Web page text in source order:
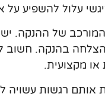
עלול להשפיע על
של ההנקה.
בהנקה. חשוב
או מקצועית.
רגשות עשויה